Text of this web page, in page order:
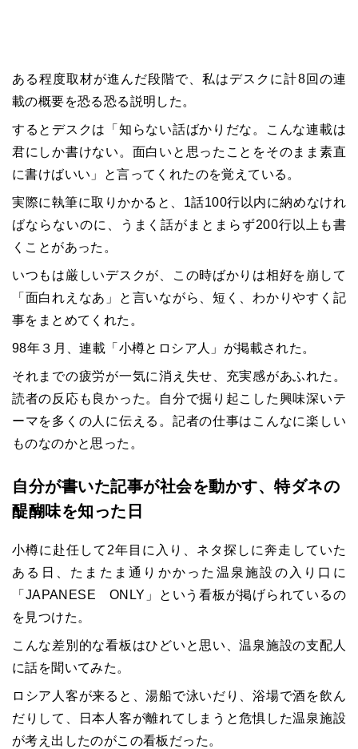
ある程度取材が進んだ段階で、私はデスクに計8回の連
載の概要を恐る恐る説明した。
するとデスクは「知らない話ばかりだな。こんな連載は
君にしか書けない。面白いと思ったことをそのまま素直
に書けばいい」と言ってくれたのを覚えている。
実際に執筆に取りかかると、1話100行以内に納めなけれ
ばならないのに、うまく話がまとまらず200行以上も書
くことがあった。
いつもは厳しいデスクが、この時ばかりは相好を崩して
「面白れえなあ」と言いながら、短く、わかりやすく記
事をまとめてくれた。
98年３月、連載「小樽とロシア人」が掲載された。
それまでの疲労が一気に消え失せ、充実感があふれた。
読者の反応も良かった。自分で掘り起こした興味深いテ
ーマを多くの人に伝える。記者の仕事はこんなに楽しい
ものなのかと思った。
自分が書いた記事が社会を動かす、特ダネの
醍醐味を知った日
小樽に赴任して2年目に入り、ネタ探しに奔走していた
ある日、たまたま通りかかった温泉施設の入り口に
「JAPANESE ONLY」という看板が掲げられているの
を見つけた。
こんな差別的な看板はひどいと思い、温泉施設の支配人
に話を聞いてみた。
ロシア人客が来ると、湯船で泳いだり、浴場で酒を飲ん
だりして、日本人客が離れてしまうと危惧した温泉施設
が考え出したのがこの看板だった。